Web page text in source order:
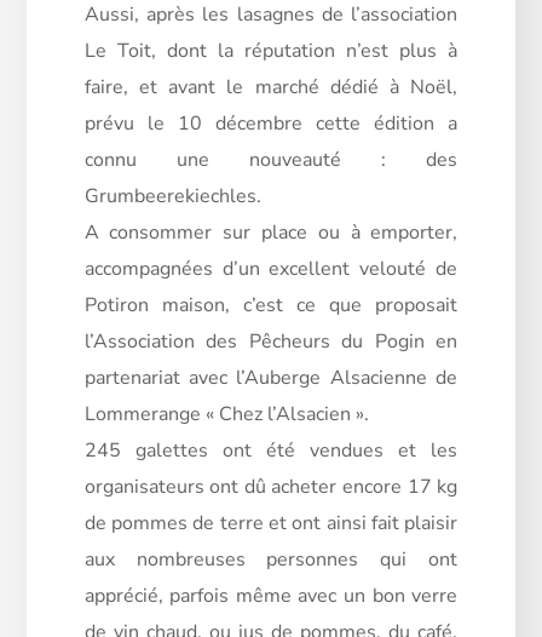
Aussi, après les lasagnes de l’association
Le Toit, dont la réputation n’est plus à
faire, et avant le marché dédié à Noël,
prévu le 10 décembre cette édition a
connu une nouveauté : des
Grumbeerekiechles.
A consommer sur place ou à emporter,
accompagnées d’un excellent velouté de
Potiron maison, c’est ce que proposait
l’Association des Pêcheurs du Pogin en
partenariat avec l’Auberge Alsacienne de
Lommerange « Chez l’Alsacien ».
245 galettes ont été vendues et les
organisateurs ont dû acheter encore 17 kg
de pommes de terre et ont ainsi fait plaisir
aux nombreuses personnes qui ont
apprécié, parfois même avec un bon verre